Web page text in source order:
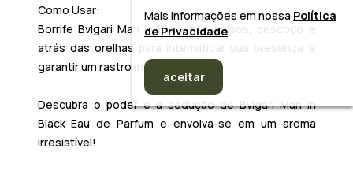
Como Usar:
Borrife Bvlgari Man In Blacknos pulsos, pescoço e
atrás das orelhas para intensificar sua presença e
garantir um rastro marcante.
Descubra o poder e a sedução deBvlgari Man In
Black Eau de Parfum e envolva-se em um aroma
irresistível!
Mais informações em nossa Política
de Privacidade
aceitar